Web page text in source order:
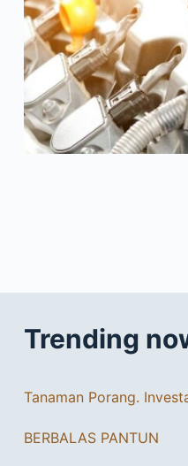
Trending
Tanaman Porang.
BERBALAS PANTUN